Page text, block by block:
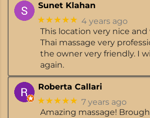
Sunet Klahan
★★★★★ 4 years ago
This location very nice and
Thai massage very
the owner very friendly. I
again.
Roberta Callari
★★★★★ 7 years ago
Amazing massage!